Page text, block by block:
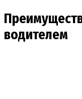
водителем